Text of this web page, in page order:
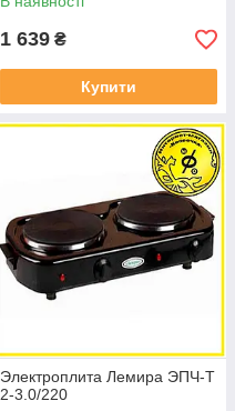
1 639 ₴
Купити
Электроплита Лемира ЭПЧ-Т
2-3.0/220